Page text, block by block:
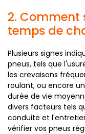
2. Comment
temps de
Plusieurs signes
pneus, tels que
les crevaisons
roulant, ou encore
durée de vie
divers facteurs tels
conduite et
vérifier vos pneus